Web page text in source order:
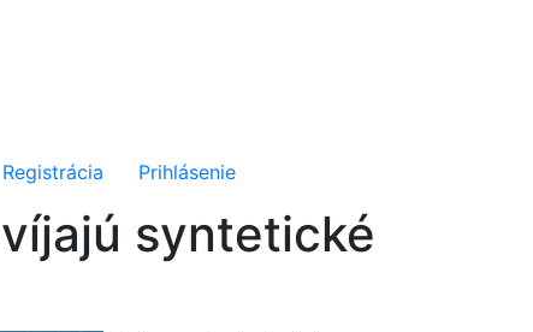
Registrácia Prihlásenie
syntetické